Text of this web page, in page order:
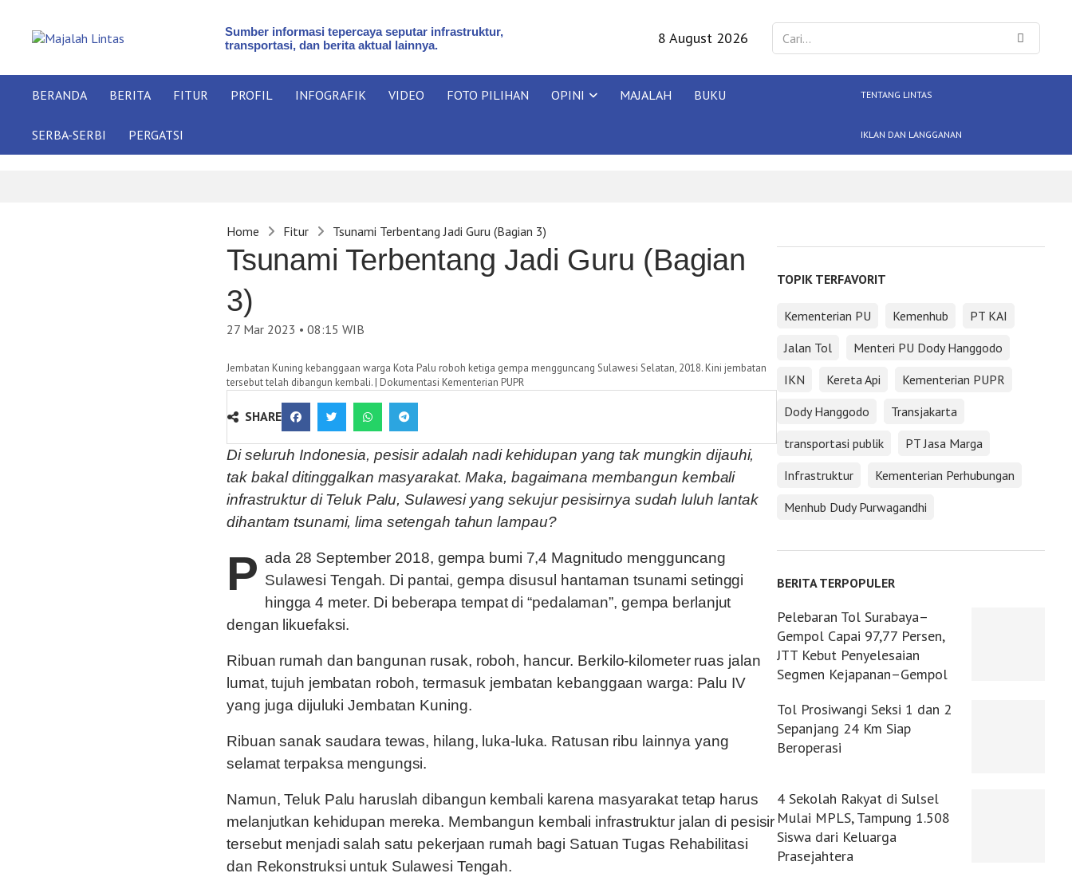
Sumber informasi tepercaya seputar infrastruktur,
transportasi, dan berita aktual lainnya.
8 August 2026
BERANDA BERITA FITUR PROFIL INFOGRAFIK VIDEO FOTO PILIHAN OPINI MAJALAH BUKU
SERBA-SERBI PERGATSI
TENTANG LINTAS
IKLAN DAN LANGGANAN
Home Fitur Tsunami Terbentang Jadi Guru (Bagian 3)
Tsunami Terbentang Jadi Guru (Bagian
3)
27 Mar 2023 • 08:15 WIB
Jembatan Kuning kebanggaan warga Kota Palu roboh ketiga gempa mengguncang Sulawesi Selatan, 2018. Kini jembatan
tersebut telah dibangun kembali. | Dokumentasi Kementerian PUPR
SHARE
Di seluruh Indonesia, pesisir adalah nadi kehidupan yang tak mungkin dijauhi,
tak bakal ditinggalkan masyarakat. Maka, bagaimana membangun kembali
infrastruktur di Teluk Palu, Sulawesi yang sekujur pesisirnya sudah luluh lantak
dihantam tsunami, lima setengah tahun lampau?
P ada 28 September 2018, gempa bumi 7,4 Magnitudo mengguncang
Sulawesi Tengah. Di pantai, gempa disusul hantaman tsunami setinggi
hingga 4 meter. Di beberapa tempat di “pedalaman”, gempa berlanjut
dengan likuefaksi.
Ribuan rumah dan bangunan rusak, roboh, hancur. Berkilo-kilometer ruas jalan
lumat, tujuh jembatan roboh, termasuk jembatan kebanggaan warga: Palu IV
yang juga dijuluki Jembatan Kuning.
Ribuan sanak saudara tewas, hilang, luka-luka. Ratusan ribu lainnya yang
selamat terpaksa mengungsi.
Namun, Teluk Palu haruslah dibangun kembali karena masyarakat tetap harus
melanjutkan kehidupan mereka. Membangun kembali infrastruktur jalan di pesisir
tersebut menjadi salah satu pekerjaan rumah bagi Satuan Tugas Rehabilitasi
dan Rekonstruksi untuk Sulawesi Tengah.
TOPIK TERFAVORIT
Kementerian PU Kemenhub
PT KAI
Jalan Tol
Menteri PU Dody Hanggodo
IKN
Kereta Api
Kementerian PUPR
Dody Hanggodo
Transjakarta
transportasi publik
PT Jasa Marga
Infrastruktur
Kementerian Perhubungan
Menhub Dudy Purwagandhi
BERITA TERPOPULER
Pelebaran Tol Surabaya–
Gempol Capai 97,77 Persen,
JTT Kebut Penyelesaian
Segmen Kejapanan–Gempol
Tol Prosiwangi Seksi 1 dan 2
Sepanjang 24 Km Siap
Beroperasi
4 Sekolah Rakyat di Sulsel
Mulai MPLS, Tampung 1.508
Siswa dari Keluarga
Prasejahtera